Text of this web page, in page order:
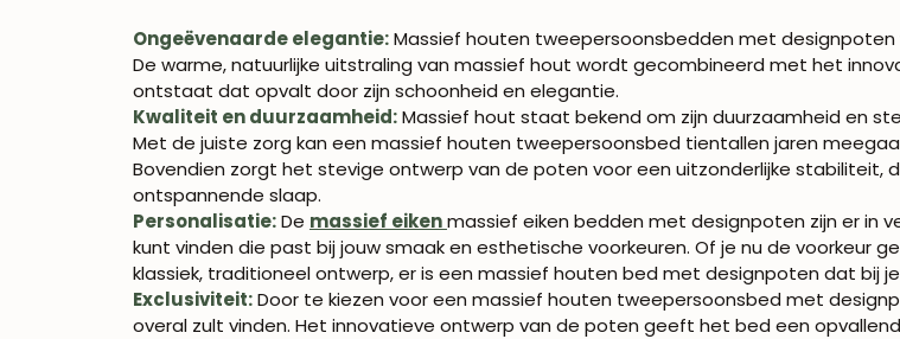
Ongeëvenaarde elegantie:Massief houten tweepersoonsbedden met
De warme, natuurlijke uitstraling van massief hout wordt gecombineerd met het
ontstaat dat opvalt door zijn schoonheid en elegantie.
Kwaliteit en duurzaamheid:Massief hout staat bekend om zijn duurzaamheid en
Met de juiste zorg kan een massief houten tweepersoonsbed tientallen jaren
Bovendien zorgt het stevige ontwerp van de poten voor een uitzonderlijke stabiliteit,
ontspannende slaap.
Personalisatie:De massief eikenmassief eiken bedden met designpoten zijn er in
kunt vinden die past bij jouw smaak en esthetische voorkeuren. Of je nu de voorkeur
klassiek, traditioneel ontwerp, er is een massief houten bed met designpoten dat bij
Exclusiviteit:Door te kiezen voor een massief houten tweepersoonsbed met
overal zult vinden. Het innovatieve ontwerp van de poten geeft het bed een